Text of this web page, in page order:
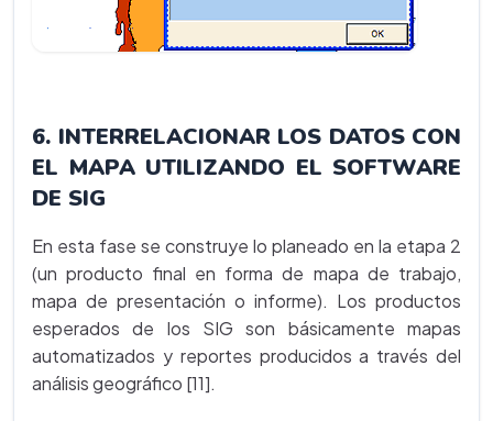
6. INTERRELACIONAR LOS DATOS CON
EL MAPA UTILIZANDO EL SOFTWARE
DE SIG
En esta fase se construye lo planeado en la etapa 2
(un producto final en forma de mapa de trabajo,
mapa de presentación o informe). Los productos
esperados de los SIG son básicamente mapas
automatizados y reportes producidos a través del
análisis geográfico [11].